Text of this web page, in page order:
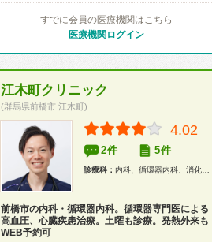
すでに会員の医療機関はこちら
医療機関ログイン
江木町クリニック
(群馬県前橋市 江木町)
4.02
2件 5件
診療科： 内科、循環器内科、消化器内科、外科、内視鏡、健康診断
前橋市の内科・循環器内科。循環器専門医による
高血圧、心臓疾患治療。土曜も診療。発熱外来も
WEB予約可